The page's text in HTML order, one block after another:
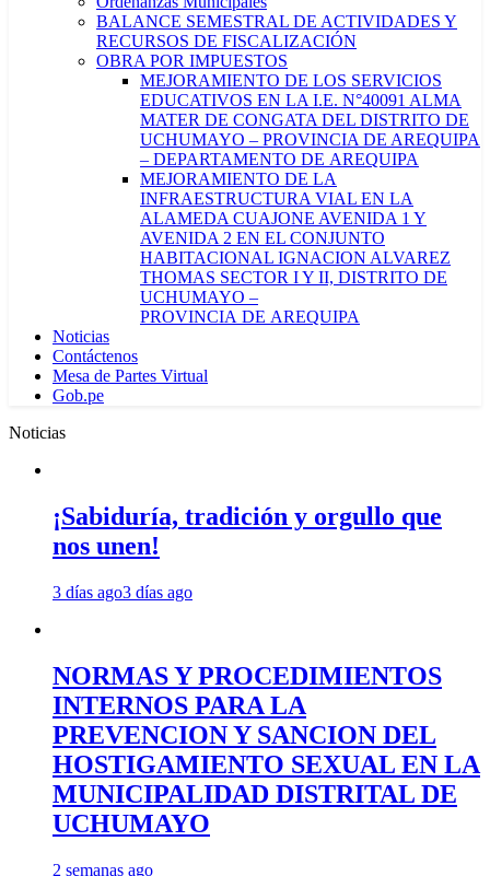
BALANCE SEMESTRAL DE ACTIVIDADES Y
RECURSOS DE FISCALIZACIÓN
OBRA POR IMPUESTOS
MEJORAMIENTO DE LOS SERVICIOS
EDUCATIVOS EN LA I.E. N°40091 ALMA
MATER DE CONGATA DEL DISTRITO DE
UCHUMAYO – PROVINCIA DE AREQUIPA
– DEPARTAMENTO DE AREQUIPA
MEJORAMIENTO DE LA
INFRAESTRUCTURA VIAL EN LA
ALAMEDA CUAJONE AVENIDA 1 Y
AVENIDA 2 EN EL CONJUNTO
HABITACIONAL IGNACION ALVAREZ
THOMAS SECTOR I Y II, DISTRITO DE
UCHUMAYO –
PROVINCIA DE AREQUIPA
Noticias
Contáctenos
Mesa de Partes Virtual
Gob.pe
Noticias
¡Sabiduría, tradición y orgullo que
nos unen!
3 días ago3 días ago
NORMAS Y PROCEDIMIENTOS
INTERNOS PARA LA
PREVENCION Y SANCION DEL
HOSTIGAMIENTO SEXUAL EN LA
MUNICIPALIDAD DISTRITAL DE
UCHUMAYO
2 semanas ago